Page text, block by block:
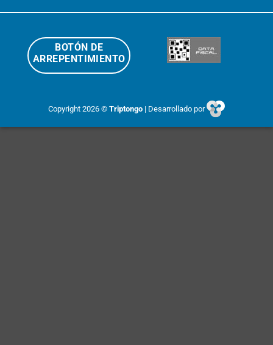
BOTÓN DE
ARREPENTIMIENTO
Copyright 2026 © Triptongo | Desarrollado por